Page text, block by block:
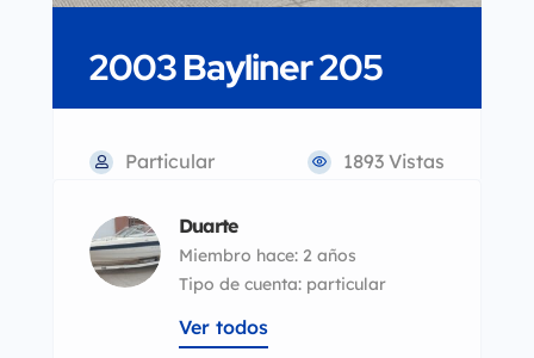
2003 Bayliner 205
Particular 1893 Vistas
Duarte
Miembro hace: 2 años
tipo de cuenta: particular
Ver todos